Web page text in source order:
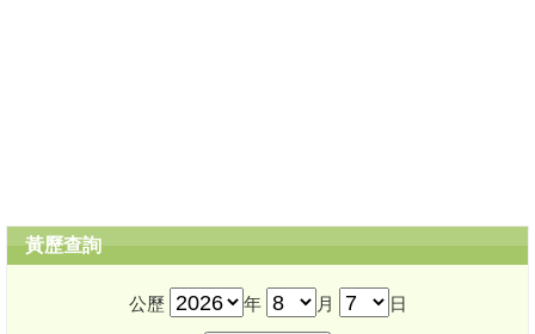
黃歷查詢
公歷 年 月 日